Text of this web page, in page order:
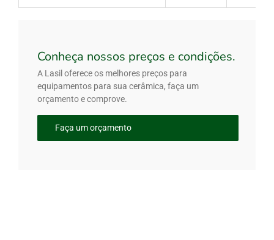
Conheça nossos preços e condições.
A Lasil oferece os melhores preços para
equipamentos para sua cerâmica, faça um
orçamento e comprove.
Faça um orçamento